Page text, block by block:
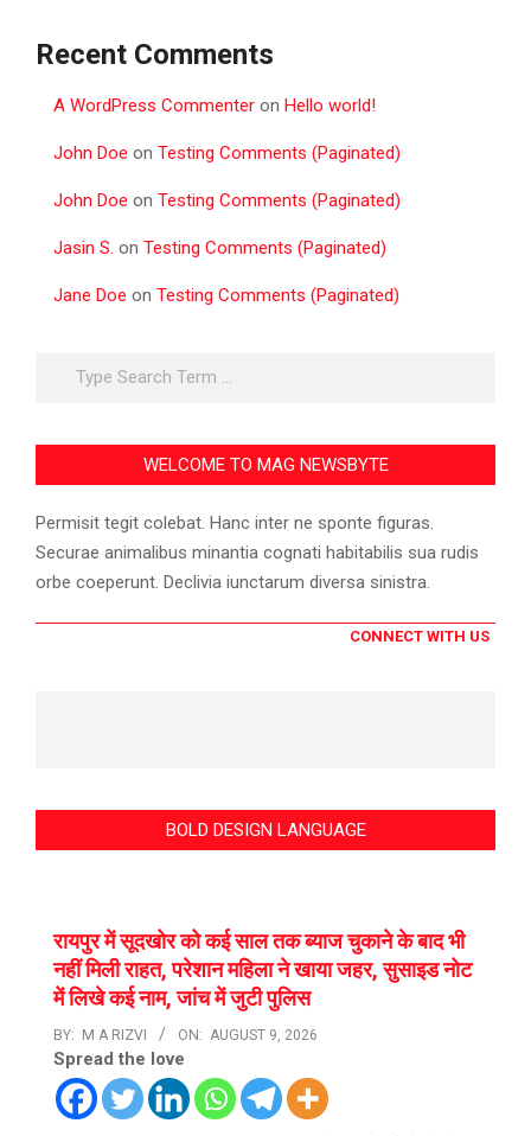
Recent Comments
A WordPress Commenter on Hello world!
John Doe on Testing Comments (Paginated)
John Doe on Testing Comments (Paginated)
Jasin S. on Testing Comments (Paginated)
Jane Doe on Testing Comments (Paginated)
WELCOME TO MAG NEWSBYTE
Permisit tegit colebat. Hanc inter ne sponte figuras.
Securae animalibus minantia cognati habitabilis sua rudis
orbe coeperunt. Declivia iunctarum diversa sinistra.
CONNECT WITH US
BOLD DESIGN LANGUAGE
रायपुर में सूदखोर को कई साल तक ब्याज चुकाने के बाद भी
नहीं मिली राहत, परेशान महिला ने खाया जहर, सुसाइड नोट
में लिखे कई नाम, जांच में जुटी पुलिस
BY: M A RIZVI ON: AUGUST 9, 2026
Spread the love